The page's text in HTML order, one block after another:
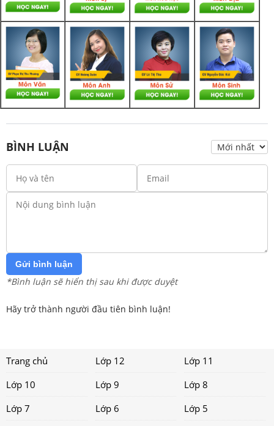
BÌNH LUẬN
Gửi bình luận
*Bình luận sẽ hiển thị sau khi được duyệt
Hãy trở thành người đầu tiên bình luận!
Trang chủ Lớp 12
Lớp 11
Lớp 10
Lớp 9
Lớp 8
Lớp 7
Lớp 6
Lớp 5